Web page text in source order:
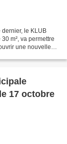
le KLUB
m², va permettre
une nouvelle
17 octobre